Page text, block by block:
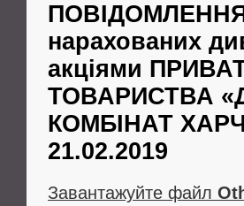
ПОВІДОМЛЕННЯ
нарахованих
акціями
ТОВАРИСТВА
КОМБІНАТ
21.02.2019
Завантажуйте файл